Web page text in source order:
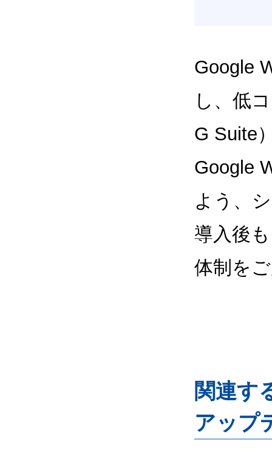
Google
し、低
G Suite
Google
よう、
導入後
体制を
関連す
アップ